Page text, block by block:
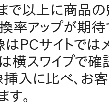
まで以上に商品
率アップが期待
PCサイトでは
横スワイプで
挿入に比べ、お
す。